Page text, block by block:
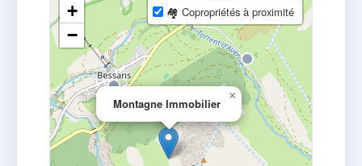
Montagne Immobilier
×
+
−
🏘 Copropriétés à proximité